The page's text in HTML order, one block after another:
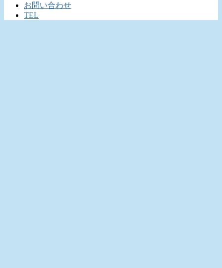
お問い合わせ
TEL